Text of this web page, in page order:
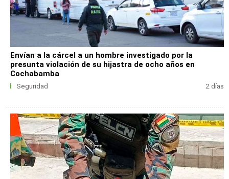
Envían a la cárcel a un hombre investigado por la
presunta violación de su hijastra de ocho años en
Cochabamba
Seguridad 2 días